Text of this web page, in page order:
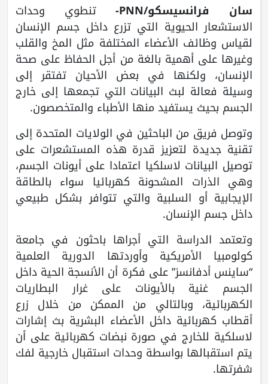
سان فرانسيسكو/PNN- تنطوي وحدات
الاستشعار الحيوية التي تزرع داخل جسم الإنسان
لقياس وظائف الأعضاء المختلفة مثل المخ والقلب
وغيرها على أهمية بالغة من أجل الحفاظ على صحة
الإنسان، ولكنها في بعض الأحيان تفتقر إلى
وسيلة فعالة لبث البيانات التي تجمعها إلى خارج
الجسم بحيث يستفيد منها الأطباء والمتخصصون.
وتوصل فريق من الباحثين في الولايات المتحدة إلى
تقنية جديدة لتعزيز قدرة هذه المستشعرات على
توصيل البيانات لاسلكيا اعتمادا على أيونات الجسم،
وهي الذرات المشحونة كهربائيا سواء بالطاقة
الإيجابية أو السلبية والتي تتوافر بشكل طبيعي
داخل جسم الإنسان.
وتعتمد الدراسة التي أجراها باحثون في جامعة
كولومبيا الأمريكية وأوردتها الدورية العلمية
“ساينس أدفانسز” على فكرة أن الأنسجة الحية داخل
الجسم غنية بالأيونات على غرار البطاريات
الكهربائية، وبالتالي من الممكن من خلال زرع
أقطاب كهربائية داخل الأعضاء البشرية بث إشارات
لاسلكية للخارج في صورة نبضات كهربائية على أن
يتم استقبالها بواسطة وحدات استقبال خارجية لفك
شفرتها.